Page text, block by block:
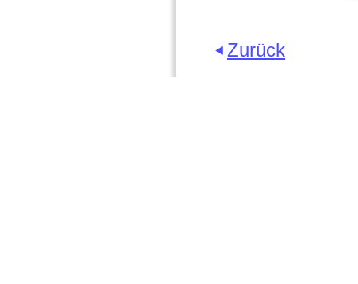
Zurück